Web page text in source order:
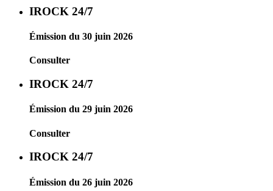
IROCK 24/7
Émission du 30 juin 2026
Consulter
IROCK 24/7
Émission du 29 juin 2026
Consulter
IROCK 24/7
Émission du 26 juin 2026